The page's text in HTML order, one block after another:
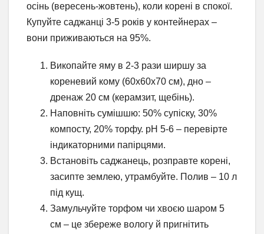
осінь (вересень-жовтень), коли корені в спокої.
Купуйте саджанці 3-5 років у контейнерах –
вони приживаються на 95%.
Викопайте яму в 2-3 рази ширшу за
кореневий кому (60x60x70 см), дно –
дренаж 20 см (керамзит, щебінь).
Наповніть сумішшю: 50% супіску, 30%
компосту, 20% торфу. pH 5-6 – перевірте
індикаторними папірцями.
Встановіть саджанець, розправте корені,
засипте землею, утрамбуйте. Полив – 10 л
під кущ.
Замульчуйте торфом чи хвоєю шаром 5
см – це збереже вологу й пригнітить